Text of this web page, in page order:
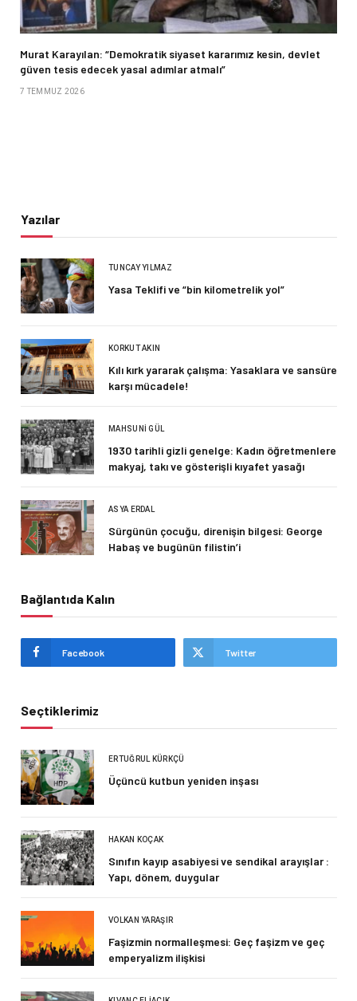
Murat Karayılan: “Demokratik siyaset kararımız kesin, devlet
güven tesis edecek yasal adımlar atmalı”
7 TEMMUZ 2026
Yazılar
TUNCAY YILMAZ
Yasa Teklifi ve “bin kilometrelik yol”
KORKUT AKIN
Kılı kırk yararak çalışma: Yasaklara ve sansüre
karşı mücadele!
MAHSUNI GÜL
1930 tarihli gizli genelge: Kadın öğretmenlere
makyaj, takı ve gösterişli kıyafet yasağı
ASYA ERDAL
Sürgünün çocuğu, direnişin bilgesi: George
Habaş ve bugünün filistin’i
Bağlantıda Kalın
Facebook Twitter
Seçtiklerimiz
ERTUĞRUL KÜRKÇÜ
Üçüncü kutbun yeniden inşası
HAKAN KOÇAK
Sınıfın kayıp asabiyesi ve sendikal arayışlar :
Yapı, dönem, duygular
VOLKAN YARAŞIR
Faşizmin normalleşmesi: Geç faşizm ve geç
emperyalizm ilişkisi